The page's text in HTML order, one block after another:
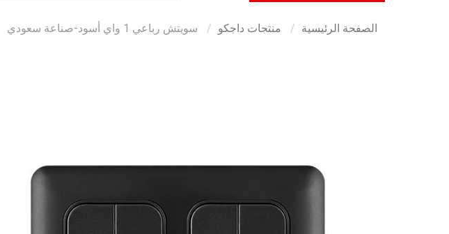
الصفحة الرئيسية منتجات داجكو سويتش رباعي 1 واي أسود-صناعة سعودي